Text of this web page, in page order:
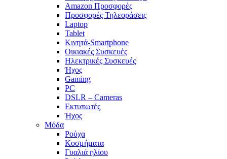
Amazon Προσφορές
Προσφορές Τηλεοράσεις
Laptop
Tablet
Κινητά-Smartphone
Οικιακές Συσκευές
Hλεκτρικές Συσκευές
Ήχος
Gaming
PC
DSLR – Cameras
Εκτυπωτές
Ήχος
Μόδα
Ρούχα
Κοσμήματα
Γυαλιά ηλίου